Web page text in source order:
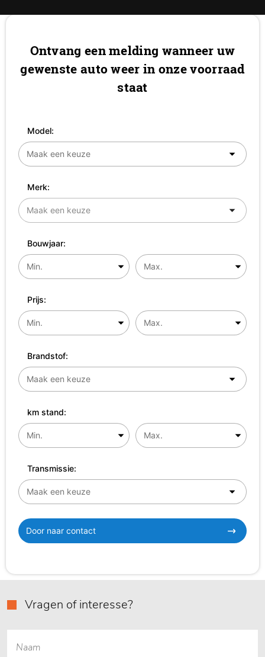
Ontvang een melding wanneer uw
gewenste auto weer in onze voorraad
staat
Model:
Merk:
Bouwjaar:
Prijs:
Brandstof:
km stand:
Transmissie:
Door naar contact
Vragen of interesse?